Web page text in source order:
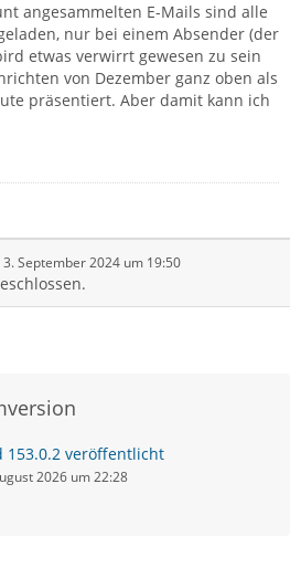
angesammelten E-Mails sind alle
nur bei einem Absender (der
etwas verwirrt gewesen zu sein
von Dezember ganz oben als
präsentiert. Aber damit kann ich
3. September 2024 um 19:50
veröffentlicht
2026 um 22:28